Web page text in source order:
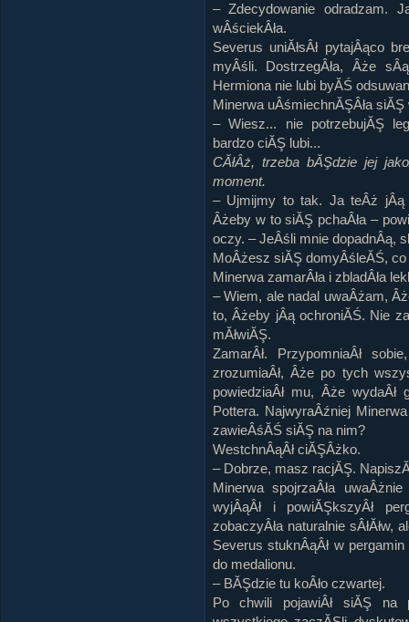
– Zdecydowanie odradzam.
wÂściekÂła.
Severus uniĂłsÂł pytajÂąco
myÂśli. DostrzegÂła, Âże
Hermiona nie lubi byĂŚ
Minerwa uÂśmiechnĂŞÂła
– Wiesz... nie potrzebujĂŞ
bardzo ciĂŞ lubi...
CĂłÂż, trzeba bĂŞdzie jej
moment.
– Ujmijmy to tak. Ja teÂż jÂą
Âżeby w to siĂŞ pchaÂła –
oczy. – JeÂśli mnie dopadnÂą,
MoÂżesz siĂŞ domyÂśleĂŚ, co
Minerwa zamarÂła i zbladÂła
– Wiem, ale nadal uwaÂżam,
to, Âżeby jÂą ochroniĂŚ. Nie
mĂłwiĂŞ.
ZamarÂł. PrzypomniaÂł
zrozumiaÂł, Âże po tych
powiedziaÂł mu, Âże
Pottera. NajwyraÂźniej
zawieÂśĂŚ siĂŞ na nim?
WestchnÂąÂł ciĂŞÂżko.
– Dobrze, masz racjĂŞ.
Minerwa spojrzaÂła
wyjÂąÂł i powiĂŞkszyÂł
zobaczyÂła naturalnie sÂłĂłw,
Severus stuknÂąÂł w
do medalionu.
– BĂŞdzie tu koÂło czwartej.
Po chwili pojawiÂł siĂŞ na